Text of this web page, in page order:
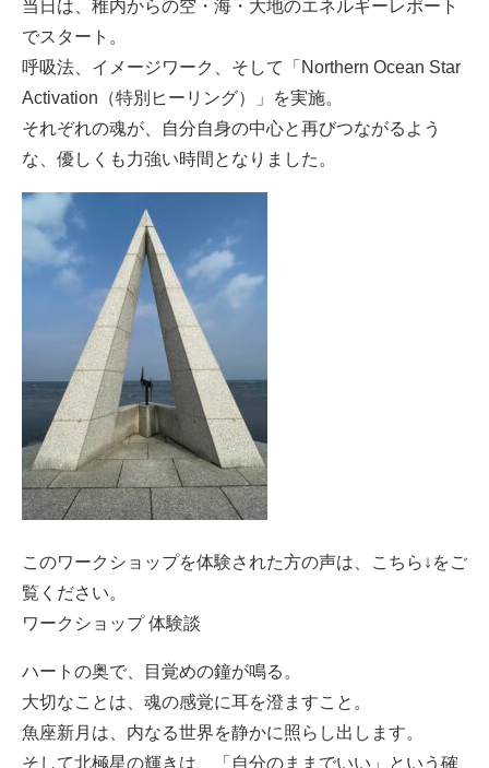
当日は、稚内からの空・海・大地のエネルギーレポート
でスタート。
呼吸法、イメージワーク、そして「Northern Ocean Star
Activation（特別ヒーリング）」を実施。
それぞれの魂が、自分自身の中心と再びつながるよう
な、優しくも力強い時間となりました。
このワークショップを体験された方の声は、こちら↓をご
覧ください。
ワークショップ 体験談
ハートの奥で、目覚めの鐘が鳴る。
大切なことは、魂の感覚に耳を澄ますこと。
魚座新月は、内なる世界を静かに照らし出します。
そして北極星の輝きは、「自分のままでいい」という確